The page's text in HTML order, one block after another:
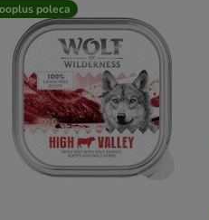
poleca